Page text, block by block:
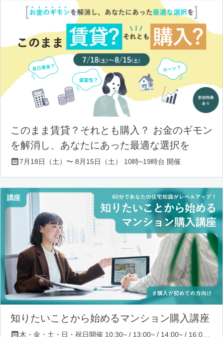
このまま賃貸？それとも購入？ お金のギモン
を解消し、あなたにあった最適な選択を
7月18日（土）〜 8月15日（土） 10時~19時台 開催
知りたいことから始めるマンション購入講座